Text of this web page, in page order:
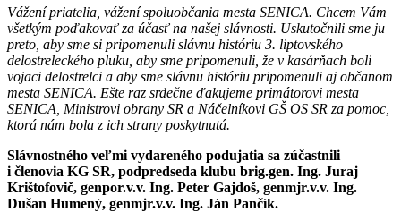
Vážení priatelia, vážení spoluobčania mesta SENICA. Chcem Vám
všetkým poďakovať za účasť na našej slávnosti. Uskutočnili sme ju
preto, aby sme si pripomenuli slávnu históriu 3. liptovského
delostreleckého pluku, aby sme pripomenuli, že v kasárňach boli
vojaci delostrelci a aby sme slávnu históriu pripomenuli aj občanom
mesta SENICA. Ešte raz srdečne ďakujeme primátorovi mesta
SENICA, Ministrovi obrany SR a Náčelníkovi GŠ OS SR za pomoc,
ktorá nám bola z ich strany poskytnutá.
Slávnostného veľmi vydareného podujatia sa zúčastnili
i členovia KG SR, podpredseda klubu brig.gen. Ing. Juraj
Krištofovič, genpor.v.v. Ing. Peter Gajdoš, genmjr.v.v. Ing.
Dušan Humený, genmjr.v.v. Ing. Ján Pančík.